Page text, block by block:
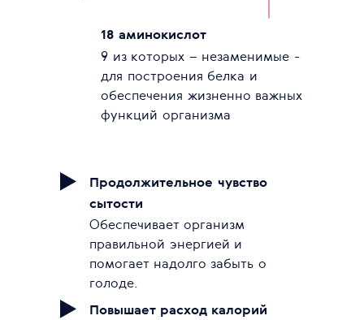
18 аминокислот
9 из которых – незаменимые -
для построения белка и
обеспечения жизненно важных
функций организма
Продолжительное чувство
сытости
Обеспечивает организм
правильной энергией и
помогает надолго забыть о
голоде.
Повышает расход калорий